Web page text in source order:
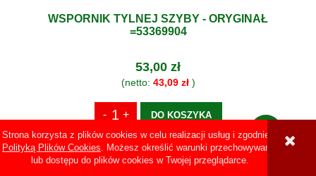
Strona korzysta z plików cookies w celu realizacji usług i zgodnie z
Polityką Plików Cookies. Możesz określić warunki przechowywania
lub dostępu do plików cookies w Twojej przeglądarce.
WSPORNIK TYLNEJ SZYBY - ORYGINAŁ
=53369904
53,00 zł
(netto: 43,09 zł)
DO KOSZYKA